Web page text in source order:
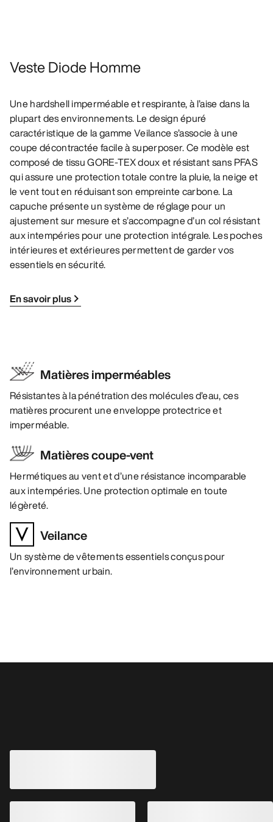
Veste Diode Homme
Une hardshell imperméable et respirante, à l’aise dans la
plupart des environnements. Le design épuré
caractéristique de la gamme Veilance s’associe à une
coupe décontractée facile à superposer. Ce modèle est
composé de tissu GORE-TEX doux et résistant sans PFAS
qui assure une protection totale contre la pluie, la neige et
le vent tout en réduisant son empreinte carbone. La
capuche présente un système de réglage pour un
ajustement sur mesure et s’accompagne d’un col résistant
aux intempéries pour une protection intégrale. Les poches
intérieures et extérieures permettent de garder vos
essentiels en sécurité.
En savoir plus
Matières imperméables
Résistantes à la pénétration des molécules d’eau, ces
matières procurent une enveloppe protectrice et
imperméable.
Matières coupe-vent
Hermétiques au vent et d’une résistance incomparable
aux intempéries. Une protection optimale en toute
légèreté.
Veilance
Un système de vêtements essentiels conçus pour
l’environnement urbain.
Veste imperméable ultrachaude avec
isolation en duvet